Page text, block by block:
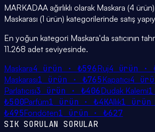
MARKADAA ağırlıklı olarak Maskara (4
Maskarası (1 ürün) kategorilerinde satış
En yoğun kategori Maskara'da satıcının
11.268 adet seviyesinde.
Maskara4 ürün · ₺596Ruj4 ürün ·
Maskarası1 ürün · ₺765Kapatıcı4
Parlatıcısı3 ürün · ₺406Dudak Kalemi1
₺500Parfüm1 ürün · ₺4KAllık1
ürün
₺495Fondöten1 ürün · ₺627
SIK SORULAN SORULAR